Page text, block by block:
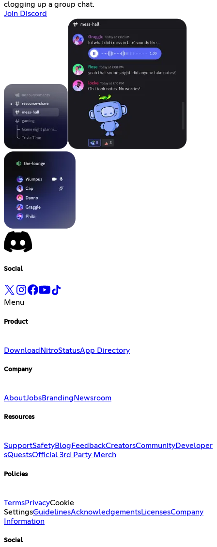
clogging up a group chat.
Join Discord
Social
Menu
Product
Download NitroStatusApp Directory
Company
AboutJobsBranding Newsroom
Resources
SupportSafetyBlog FeedbackCreatorsCommunityDeveloper
sQuestsOfficial 3rd Party Merch
Policies
TermsPrivacyCookie
SettingsGuidelinesAcknowledgementsLicensesCompany
Information
Social